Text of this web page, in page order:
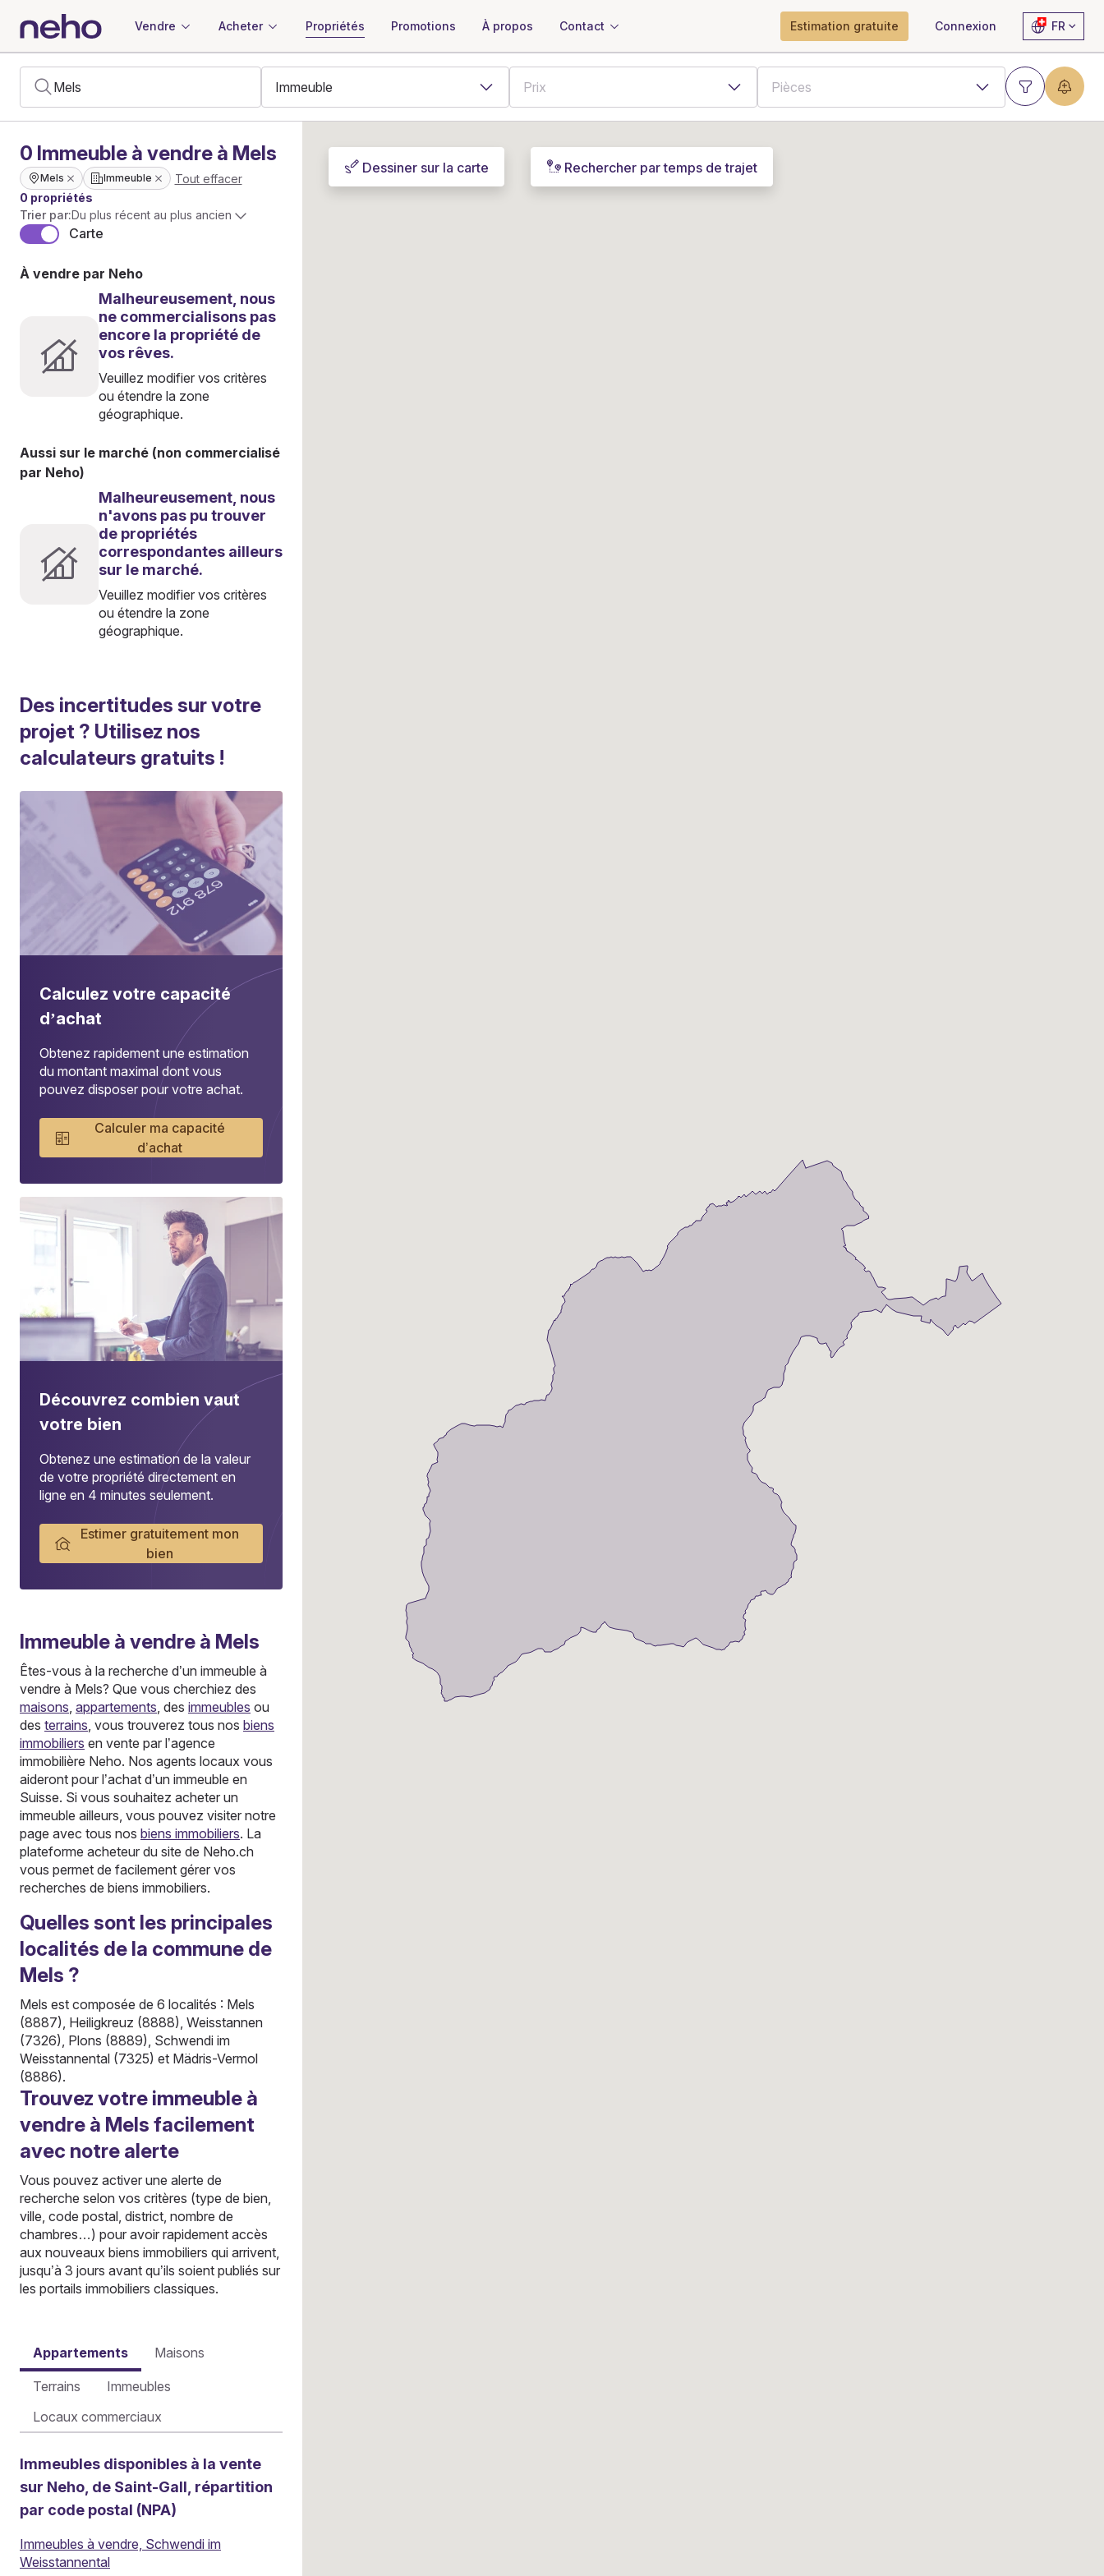
Vendre Acheter Propriétés Promotions À propos Contact Estimation gratuite Connexion FR
0 Immeuble à vendre à Mels
Mels Immeuble
Tout effacer
0 propriétés
Trier par:Du plus récent au plus ancien
Carte
À vendre par Neho
Malheureusement, nous
ne commercialisons pas
encore la propriété de
vos rêves.
Veuillez modifier vos critères
ou étendre la zone
géographique.
Aussi sur le marché (non commercialisé
par Neho)
Malheureusement, nous
n'avons pas pu trouver
de propriétés
correspondantes ailleurs
sur le marché.
Veuillez modifier vos critères
ou étendre la zone
géographique.
Des incertitudes sur votre
projet ? Utilisez nos
calculateurs gratuits !
Calculez votre capacité
d’achat
Obtenez rapidement une estimation
du montant maximal dont vous
pouvez disposer pour votre achat.
Calculer ma capacité
d’achat
Découvrez combien vaut
votre bien
Obtenez une estimation de la valeur
de votre propriété directement en
ligne en 4 minutes seulement.
Estimer gratuitement mon
bien
Immeuble à vendre à Mels
Êtes-vous à la recherche d’un immeuble à
vendre à Mels? Que vous cherchiez des
maisons, appartements, des immeubles ou
des terrains, vous trouverez tous nos biens
immobiliers en vente par l’agence
immobilière Neho. Nos agents locaux vous
aideront pour l’achat d’un immeuble en
Suisse. Si vous souhaitez acheter un
immeuble ailleurs, vous pouvez visiter notre
page avec tous nos biens immobiliers. La
plateforme acheteur du site de Neho.ch
vous permet de facilement gérer vos
recherches de biens immobiliers.
Quelles sont les principales
localités de la commune de
Mels ?
Mels est composée de 6 localités : Mels
(8887), Heiligkreuz (8888), Weisstannen
(7326), Plons (8889), Schwendi im
Weisstannental (7325) et Mädris-Vermol
(8886).
Trouvez votre immeuble à
vendre à Mels facilement
avec notre alerte
Vous pouvez activer une alerte de
recherche selon vos critères (type de bien,
ville, code postal, district, nombre de
chambres…) pour avoir rapidement accès
aux nouveaux biens immobiliers qui arrivent,
jusqu’à 3 jours avant qu’ils soient publiés sur
les portails immobiliers classiques.
Appartements Maisons
Terrains
Immeubles
Locaux commerciaux
Immeubles disponibles à la vente
sur Neho, de Saint-Gall, répartition
par code postal (NPA)
Immeubles à vendre, Schwendi im
Weisstannental
Dessiner sur la carte Rechercher par temps de trajet